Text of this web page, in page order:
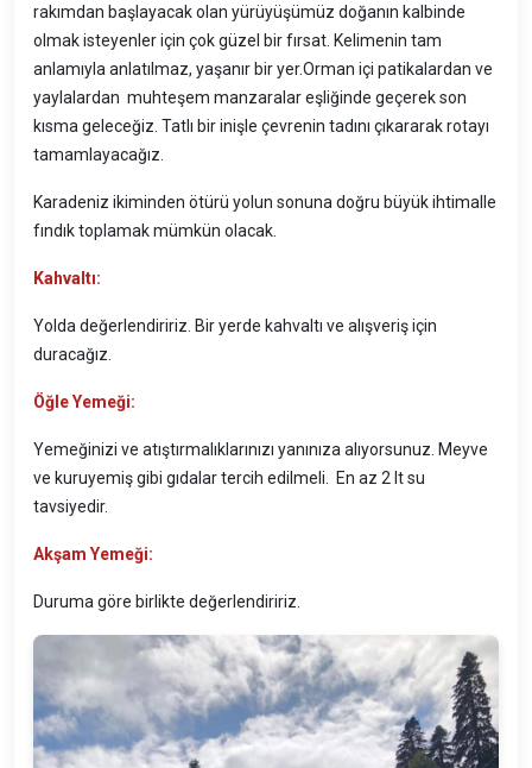
rakımdan başlayacak olan yürüyüşümüz doğanın kalbinde
olmak isteyenler için çok güzel bir fırsat. Kelimenin tam
anlamıyla anlatılmaz, yaşanır bir yer.Orman içi patikalardan ve
yaylalardan muhteşem manzaralar eşliğinde geçerek son
kısma geleceğiz. Tatlı bir inişle çevrenin tadını çıkararak rotayı
tamamlayacağız.
Karadeniz ikiminden ötürü yolun sonuna doğru büyük ihtimalle
fındık toplamak mümkün olacak.
Kahvaltı:
Yolda değerlendiririz. Bir yerde kahvaltı ve alışveriş için
duracağız.
Öğle Yemeği:
Yemeğinizi ve atıştırmalıklarınızı yanınıza alıyorsunuz. Meyve
ve kuruyemiş gibi gıdalar tercih edilmeli. En az 2 lt su
tavsiyedir.
Akşam Yemeği:
Duruma göre birlikte değerlendiririz.